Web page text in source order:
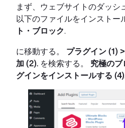
まず、ウェブサイトのダッシ
以下のファイルをインストー
ト・ブロック.
に移動する。 プラグイン (1)
加 (2). を検索する。 究極の
グインをインストールする (4)